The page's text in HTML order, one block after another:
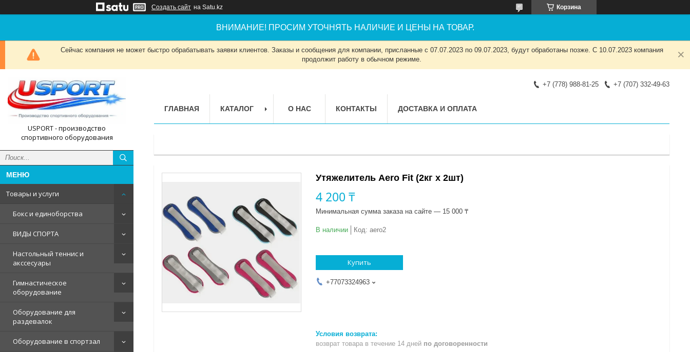
Создать сайт на Satu.kz Корзина
ВНИМАНИЕ! ПРОСИМ УТОЧНЯТЬ НАЛИЧИЕ И ЦЕНЫ НА ТОВАР.
Сейчас компания не может быстро обрабатывать заявки клиентов. Заказы и сообщения для компании, присланные с 07.07.2023 по 09.07.2023, будут обработаны позже. С 10.07.2023 компания
продолжит работу в обычном режиме.
USPORT - производство
спортивного оборудования
Товары и услуги
Бокс и единоборства
ВИДЫ СПОРТА
Настольный теннис и
акссесуары
Гимнастическое
оборудование
Оборудование для
раздевалок
Оборудование в спортзал
+7 (778) 988-81-25 +7 (707) 332-49-63
ГЛАВНАЯ КАТАЛОГ О НАС КОНТАКТЫ ДОСТАВКА И ОПЛАТА
Утяжелитель Aero Fit (2кг х 2шт)
4 200 ₸
Минимальная сумма заказа на сайте — 15 000 ₸
В наличии Код: aero2
Купить
+77073324963
возврат товара в течение 14 дней по договоренности